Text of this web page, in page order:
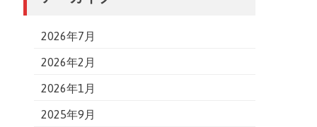
2026年7月
2026年2月
2026年1月
2025年9月